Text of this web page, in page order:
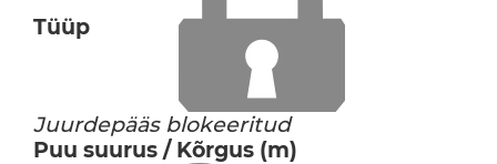
Tüüp
Juurdepääs blokeeritud
Puu suurus / Kõrgus (m)